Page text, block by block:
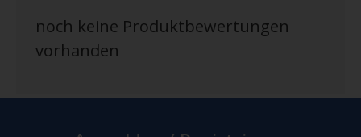
noch keine Produktbewertungen
vorhanden